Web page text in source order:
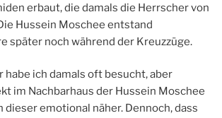
erbaut, die damals die Herrscher von
Hussein Moschee entstand
später noch während der Kreuzzüge.
habe ich damals oft besucht, aber
im Nachbarhaus der Hussein Moschee
dieser emotional näher. Dennoch, dass